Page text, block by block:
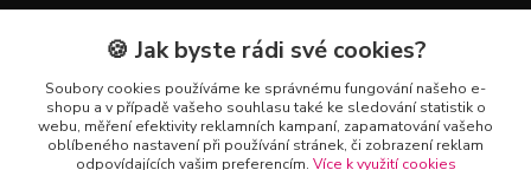
Kontakty
+420 602 223 614
info@zahradnictvipetro.cz
🍪 Jak byste rádi své cookies?
Soubory cookies používáme ke správnému fungování našeho e-
shopu a v případě vašeho souhlasu také ke sledování statistik o
webu, měření efektivity reklamních kampaní, zapamatování vašeho
oblíbeného nastavení při používání stránek, či zobrazení reklam
odpovídajících vašim preferencím. Více k využití cookies